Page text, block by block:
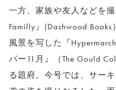
一方、家族や友人などを
Familly』(Dashwood
風景を写した『
パー11月』（The Gould
る題府。今号では、サー